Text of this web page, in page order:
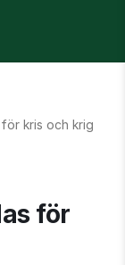
kris och krig
för